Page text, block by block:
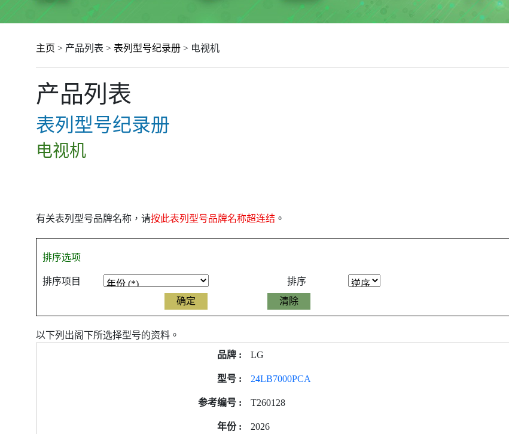
主页 > 产品列表 > 表列型号纪录册 > 电视机
产品列表
表列型号纪录册
电视机
有关表列型号品牌名称，请按此表列型号品牌名称超连结 。
排序选项
排序项目 排序
以下列出阁下所选择型号的资料。
LG
24LB7000PCA
T260128
2026